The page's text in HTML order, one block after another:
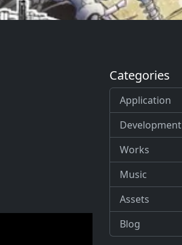
Categories
Application
Development
Works
Music
Assets
Blog